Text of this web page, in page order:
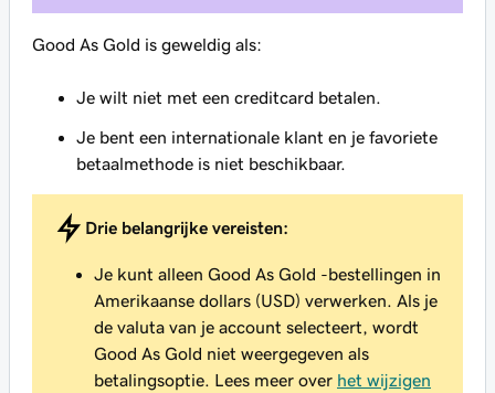
Good As Gold is geweldig als:
Je wilt niet met een creditcard betalen.
Je bent een internationale klant en je favoriete
betaalmethode is niet beschikbaar.
Drie belangrijke vereisten:
Je kunt alleen Good As Gold -bestellingen in
Amerikaanse dollars (USD) verwerken. Als je
de valuta van je account selecteert, wordt
Good As Gold niet weergegeven als
betalingsoptie. Lees meer over het wijzigen